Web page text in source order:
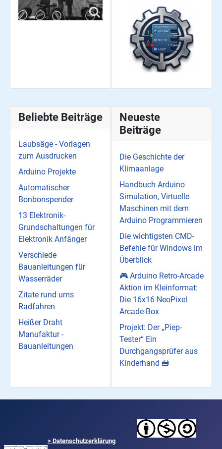
Beliebte Beiträge
Laubsäge - Vorlagen
zum Ausdrucken
Arduino Projekte
Automatischer
Bonbonspender
13 Elektronik-
Grundschaltungen für
Elektronik Anfänger
Verschiede
Bauanleitungen für
Wasserräder
Zitate rund ums
Radfahren
Heißer Draht
Manufaktur -
Bauanleitungen
Neueste
Beiträge
Die Geschichte der
Klimaanlage
Handbuch Arduino
Simulation, Virtuelle
Maschinen mit dem
Arduino Programmieren
Die wichtigsten CMD-
Befehle für Windows im
Überblick
🎮 Arduino Retro-Arcade
Aktion im Kleinformat:
Die 16x16 NeoPixel
Arcade-Box
Projekt: Der „Piep-
Tester“ Ein
Durchgangsprüfer aus
Kinderhand 🧰
> Datenschutzerklärung